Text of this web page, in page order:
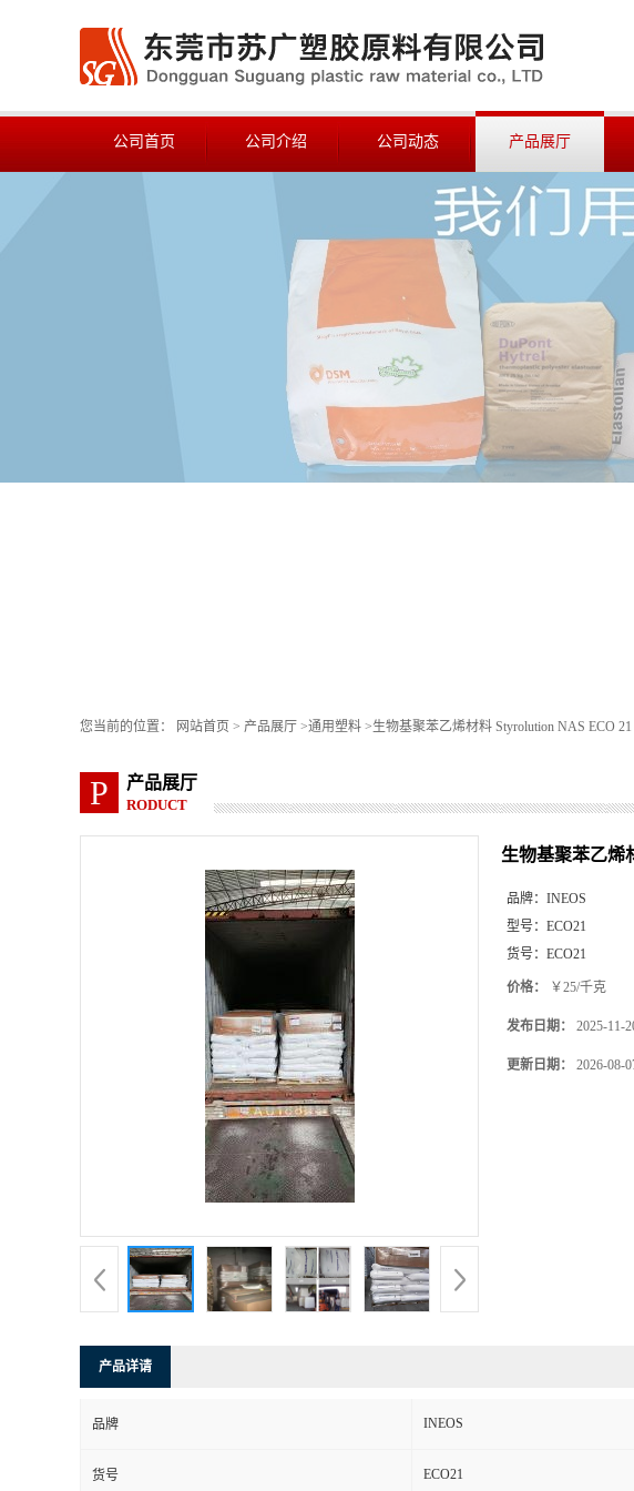
公司首页 公司介绍 公司动态 产品展厅
您当前的位置： 网站首页 > 产品展厅 >通用塑料 >生物基聚苯乙烯材料 Styrolution NAS ECO 21
P 产品展厅
RODUCT
生物基聚苯乙烯
品牌： INEOS
型号： ECO21
货号： ECO21
价格： ￥25/千克
发布日期： 2025-11-
更新日期： 2026-08-
产品详请
品牌 INEOS
货号 ECO21